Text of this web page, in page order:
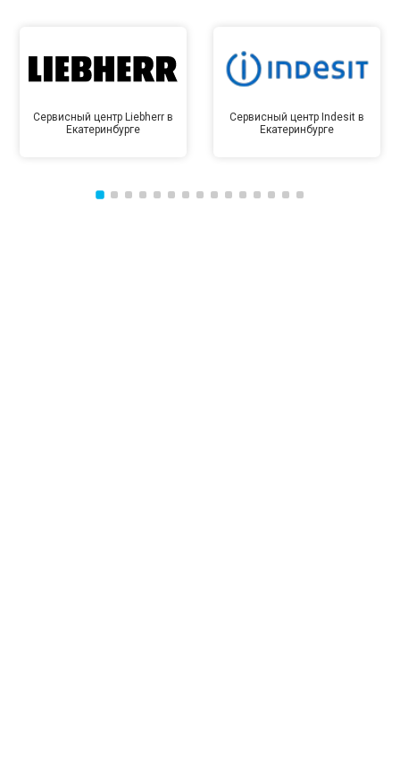
Сервисный центр Liebherr в
Екатеринбурге
Сервисный центр Indesit в
Екатеринбурге